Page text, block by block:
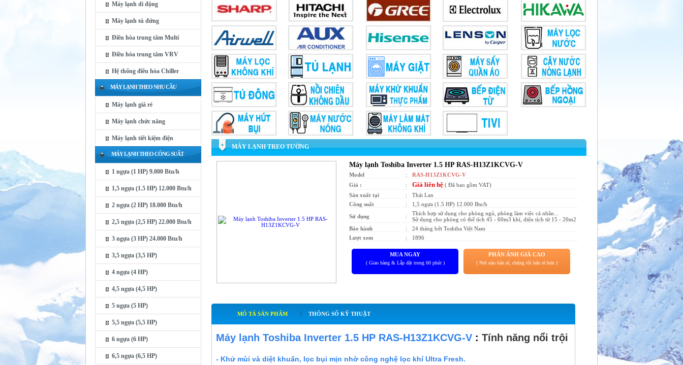
Máy lạnh di động
Máy lạnh tủ đứng
Điều hòa trung tâm Multi
Điều hòa trung tâm VRV
Hệ thống điều hòa Chiller
MÁY LẠNH THEO NHU CẦU
Máy lạnh giá rẻ
Máy lạnh chức năng
Máy lạnh tiết kiệm điện
MÁY LẠNH THEO CÔNG SUẤT
1 ngựa (1 HP) 9.000 Btu/h
1,5 ngựa (1.5 HP) 12.000 Btu/h
2 ngựa (2 HP) 18.000 Btu/h
2,5 ngựa (2,5 HP) 22.000 Btu/h
3 ngựa (3 HP) 24.000 Btu/h
3,5 ngựa (3,5 HP)
4 ngựa (4 HP)
4,5 ngựa (4,5 HP)
5 ngựa (5 HP)
5,5 ngựa (5,5 HP)
6 ngựa (6 HP)
6,5 ngựa (6,5 HP)
MÁY LẠNH TREO TƯỜNG
Máy lạnh Toshiba Inverter 1.5 HP RAS-H13Z1KCVG-V
Model :
RAS-H13Z1KCVG-V
Giá :
: Giá liên hệ ( Đã bao gồm VAT)
Sản xuất tại
:
Thái Lan
Công suất
:
1,5 ngựa (1.5 HP) 12.000 Btu/h
Sử dụng
:
Thích hợp sử dụng cho phòng ngủ, phòng làm việc cá nhân...
Sử dụng cho phòng có thể tích 45 - 60m3 khí, diện tích từ 15 - 20m2
Bảo hành
:
24 tháng bởi Toshiba Việt Nam
Lượt xem
: 1896
MUA NGAY
( Giao hàng & Lắp đặt trong 60 phút )
PHẢN ẢNH GIÁ CAO
( Nơi nào bán rẻ, chúng tôi bán rẻ hơn )
MÔ TẢ SẢN PHẨM | THÔNG SỐ KỸ THUẬT
Máy lạnh Toshiba Inverter 1.5 HP RAS-H13Z1KCVG-V : Tính năng nổi trội
- Khử mùi và diệt khuẩn, lọc bụi mịn nhờ công nghệ lọc khí Ultra Fresh.